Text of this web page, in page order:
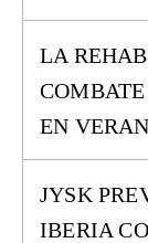
LA
EN
JYSK
IBERIA